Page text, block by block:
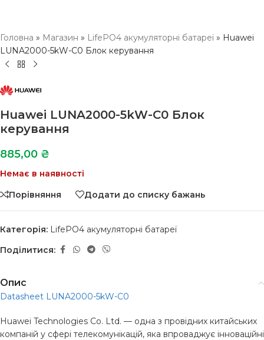
Головна » Магазин » LifePO4 акумуляторні батареї» Huawei
LUNA2000-5kW-C0 Блок керування
Huawei LUNA2000-5kW-C0 Блок
керування
885,00 ₴
Немає в наявності
Порівняння
Додати до списку бажань
Категорія: LifePO4 акумуляторні батареї
Поділитися:
Опис
Datasheet LUNA2000-5kW-C0
Huawei Technologies Co. Ltd. — одна з провідних китайських
компаній у сфері телекомунікацій, яка впроваджує інноваційні